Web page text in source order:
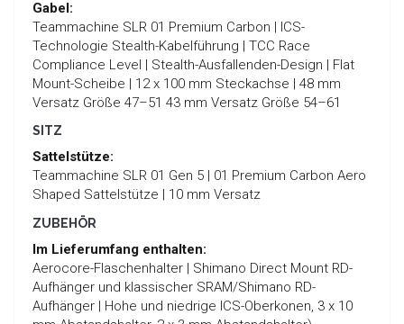
Gabel:
Teammachine SLR 01 Premium Carbon | ICS-
Technologie Stealth-Kabelführung | TCC Race
Compliance Level | Stealth-Ausfallenden-Design | Flat
Mount-Scheibe | 12 x 100 mm Steckachse | 48 mm
Versatz Größe 47–51 43 mm Versatz Größe 54–61
SITZ
Sattelstütze:
Teammachine SLR 01 Gen 5 | 01 Premium Carbon Aero
Shaped Sattelstütze | 10 mm Versatz
ZUBEHÖR
Im Lieferumfang enthalten:
Aerocore-Flaschenhalter | Shimano Direct Mount RD-
Aufhänger und klassischer SRAM/Shimano RD-
Aufhänger | Hohe und niedrige ICS-Oberkonen, 3 x 10